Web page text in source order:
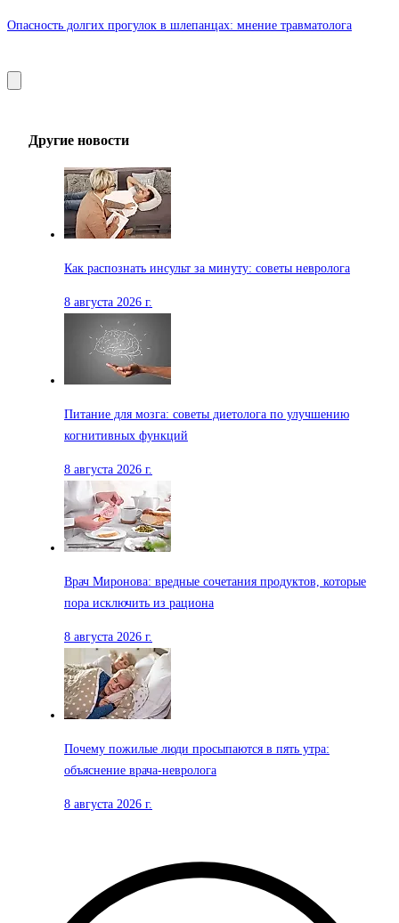
Опасность долгих прогулок в шлепанцах: мнение травматолога
Другие новости
Как распознать инсульт за минуту: советы невролога
8 августа 2026 г.
Питание для мозга: советы диетолога по улучшению
когнитивных функций
8 августа 2026 г.
Врач Миронова: вредные сочетания продуктов, которые
пора исключить из рациона
8 августа 2026 г.
Почему пожилые люди просыпаются в пять утра:
объяснение врача-невролога
8 августа 2026 г.